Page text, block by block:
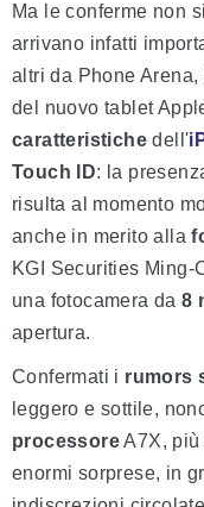
Ma le conferme non
arrivano infatti
altri da Phone
del nuovo tablet
caratteristiche dell'
Touch ID: la
risulta al momento
anche in merito alla
KGI Securities Ming-
una fotocamera da8
apertura.
Confermati i rumors
leggero e sottile,
processoreA7X, più
enormi sorprese, in